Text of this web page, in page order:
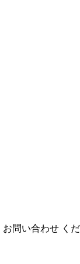
お問い合わせ く